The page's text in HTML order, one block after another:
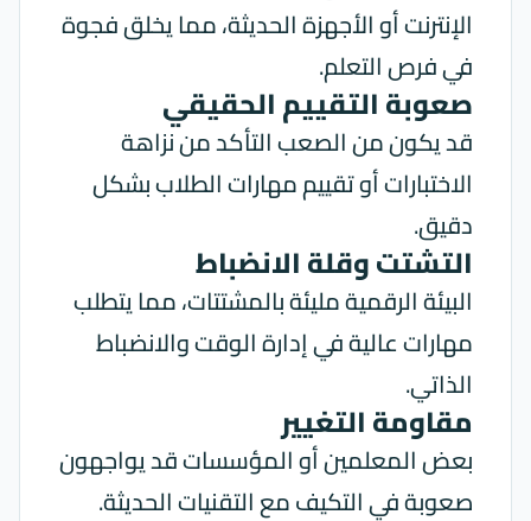
الإنترنت أو الأجهزة الحديثة، مما يخلق فجوة
في فرص التعلم.
صعوبة التقييم الحقيقي
قد يكون من الصعب التأكد من نزاهة
الاختبارات أو تقييم مهارات الطلاب بشكل
دقيق.
التشتت وقلة الانضباط
البيئة الرقمية مليئة بالمشتتات، مما يتطلب
مهارات عالية في إدارة الوقت والانضباط
الذاتي.
مقاومة التغيير
بعض المعلمين أو المؤسسات قد يواجهون
صعوبة في التكيف مع التقنيات الحديثة.